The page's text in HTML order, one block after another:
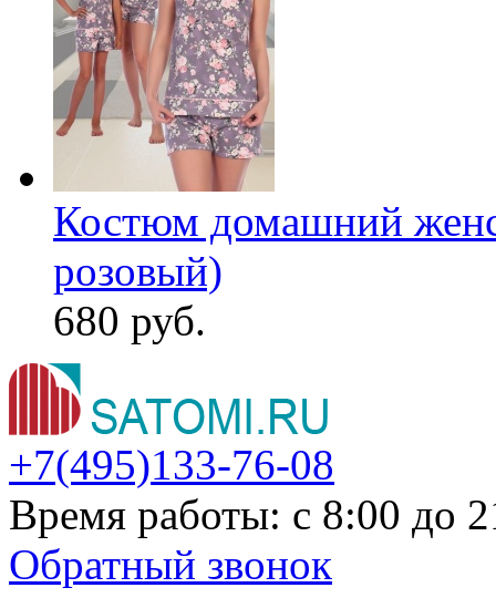
Костюм домашний
розовый)
680 руб.
+7(495)133-76-08
Время работы: с 8:00 до
Обратный звонок